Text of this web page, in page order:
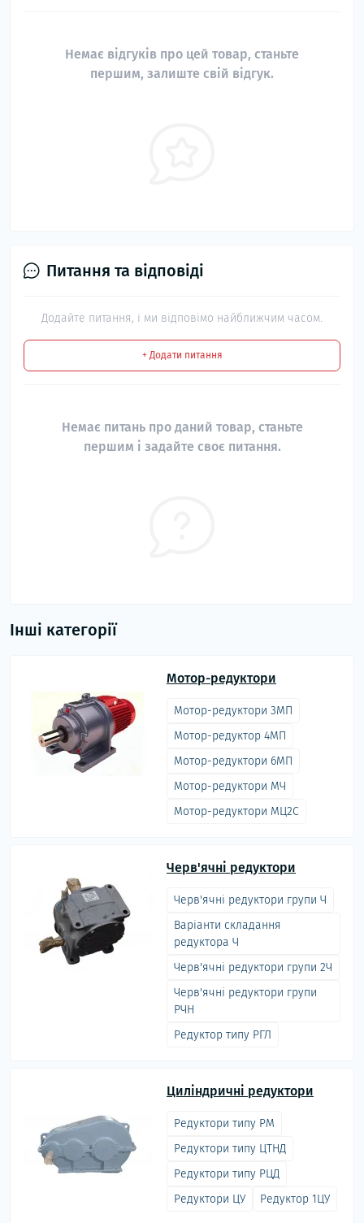
Немає відгуків про цей товар, станьте
першим, залиште свій відгук.
Питання та відповіді
Додайте питання, і ми відповімо найближчим часом.
+ Додати питання
Немає питань про даний товар, станьте
першим і задайте своє питання.
Інші категорії
Мотор-редуктори
Мотор-редуктори 3МП
Мотор-редуктор 4МП
Мотор-редуктори 6МП
Мотор-редуктори МЧ
Мотор-редуктори МЦ2С
Черв'ячні редуктори
Черв'ячні редуктори групи Ч
Варіанти складання
редуктора Ч
Черв'ячні редуктори групи 2Ч
Черв'ячні редуктори групи
РЧН
Редуктор типу РГЛ
Циліндричні редуктори
Редуктори типу РМ
Редуктори типу ЦТНД
Редуктори типу РЦД
Редуктори ЦУ
Редуктор 1ЦУ